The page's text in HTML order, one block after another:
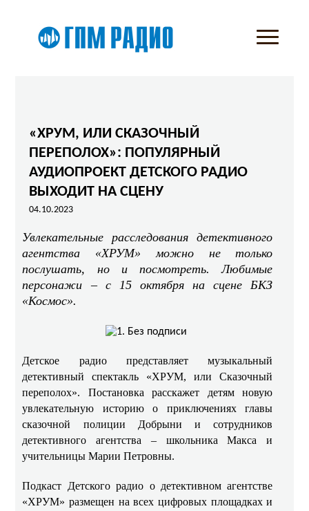
«ХРУМ, ИЛИ СКАЗОЧНЫЙ
ПЕРЕПОЛОХ»: ПОПУЛЯРНЫЙ
АУДИОПРОЕКТ ДЕТСКОГО РАДИО
ВЫХОДИТ НА СЦЕНУ
04.10.2023
Увлекательные расследования детективного
агентства «ХРУМ» можно не только
послушать, но и посмотреть. Любимые
персонажи – с 15 октября на сцене БКЗ
«Космос».
Детское радио представляет музыкальный
детективный спектакль «ХРУМ, или Сказочный
переполох». Постановка расскажет детям новую
увлекательную историю о приключениях главы
сказочной полиции Добрыни и сотрудников
детективного агентства – школьника Макса и
учительницы Марии Петровны.
Подкаст Детского радио о детективном агентстве
«ХРУМ» размещен на всех цифровых площадках и